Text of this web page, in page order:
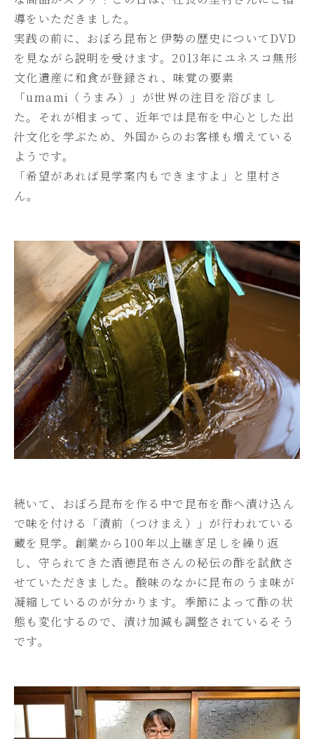
導をいただきました。
実践の前に、おぼろ昆布と伊勢の歴史についてDVD
を見ながら説明を受けます。2013年にユネスコ無形
文化遺産に和食が登録され、味覚の要素
「umami（うまみ）」が世界の注目を浴びまし
た。それが相まって、近年では昆布を中心とした出
汁文化を学ぶため、外国からのお客様も増えている
ようです。
「希望があれば見学案内もできますよ」と里村さ
ん。
続いて、おぼろ昆布を作る中で昆布を酢へ漬け込ん
で味を付ける「漬前（つけまえ）」が行われている
蔵を見学。創業から100年以上継ぎ足しを繰り返
し、守られてきた酒徳昆布さんの秘伝の酢を試飲さ
せていただきました。酸味のなかに昆布のうま味が
凝縮しているのが分かります。季節によって酢の状
態も変化するので、漬け加減も調整されているそう
です。